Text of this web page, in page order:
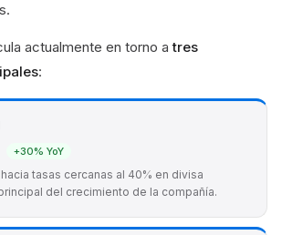
actualmente en torno atres
:
+30% YoY
tasas cercanas al 40% en divisa
del crecimiento de la compañía.